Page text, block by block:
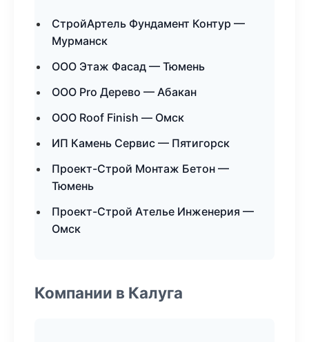
СтройАртель Фундамент Контур —
Мурманск
ООО Этаж Фасад — Тюмень
ООО Pro Дерево — Абакан
ООО Roof Finish — Омск
ИП Камень Сервис — Пятигорск
Проект-Строй Монтаж Бетон —
Тюмень
Проект-Строй Ателье Инженерия —
Омск
Компании в Калуга